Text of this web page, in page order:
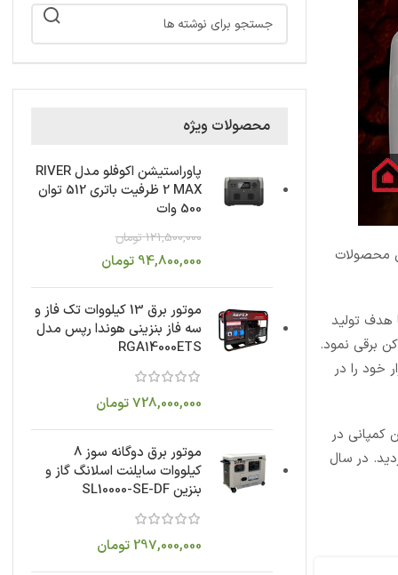
محصولات
و با هدف تولید
گاز و آب گرم کن برقی نمود.
خود را در
آغاز کرد. در سال 1990 زیر مجموعه های این کمپانی در
در سال
محصولات ویژه
پاوراستیشن اکوفلو مدل RIVER
2 MAX ظرفیت باتری 512 توان
500 وات
121,500,000تومان
94,800,000 تومان
موتور برق 13 کیلووات تک فاز و
سه فاز بنزینی هوندا رپس مدل
RGA14000ETS
728,000,000تومان
موتور برق دوگانه سوز 8
کیلووات سایلنت اسلانگ گاز و
بنزین SL10000-SE-DF
297,000,000تومان